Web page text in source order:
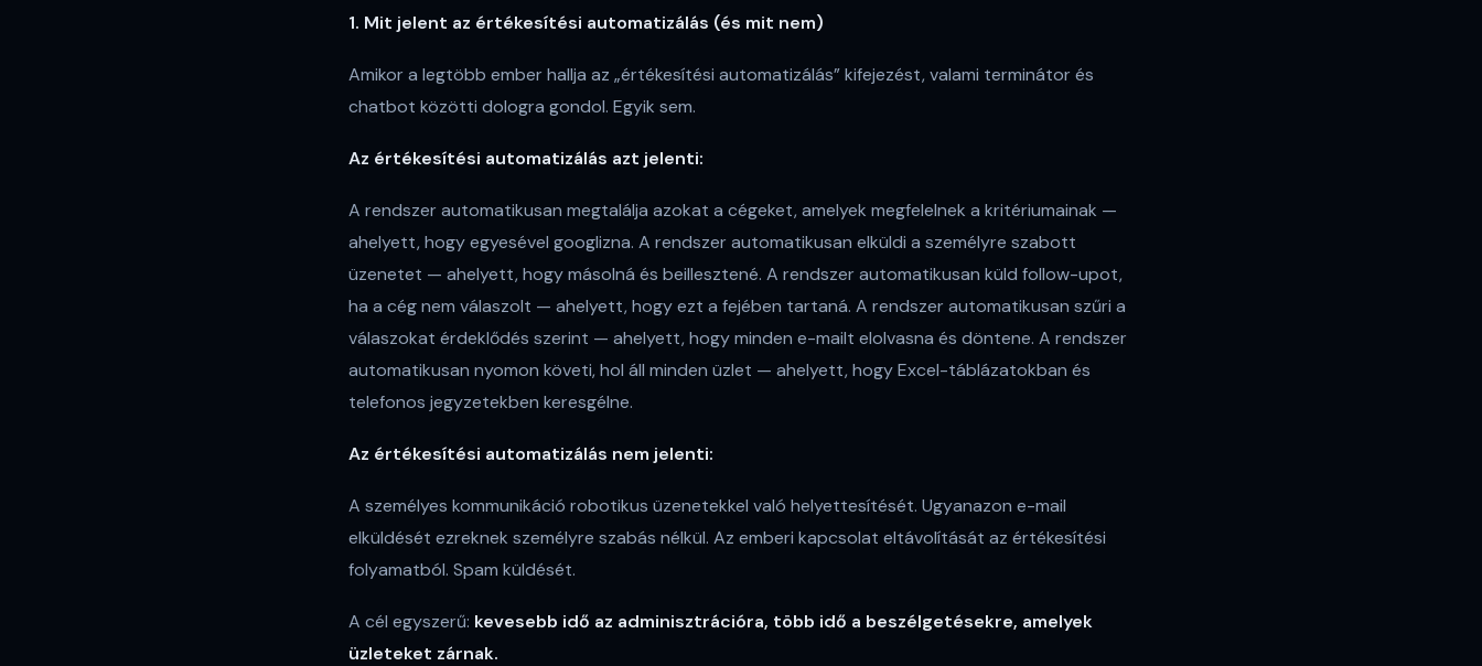
1. Mit jelent az értékesítési automatizálás (és mit nem)
Amikor a legtöbb ember hallja az „értékesítési automatizálás” kifejezést, valami terminátor és
chatbot közötti dologra gondol. Egyik sem.
Az értékesítési automatizálás azt jelenti:
A rendszer automatikusan megtalálja azokat a cégeket, amelyek megfelelnek a kritériumainak —
ahelyett, hogy egyesével googlizna. A rendszer automatikusan elküldi a személyre szabott
üzenetet — ahelyett, hogy másolná és beillesztené. A rendszer automatikusan küld follow-upot,
ha a cég nem válaszolt — ahelyett, hogy ezt a fejében tartaná. A rendszer automatikusan szűri a
válaszokat érdeklődés szerint — ahelyett, hogy minden e-mailt elolvasna és döntene. A rendszer
automatikusan nyomon követi, hol áll minden üzlet — ahelyett, hogy Excel-táblázatokban és
telefonos jegyzetekben keresgélne.
Az értékesítési automatizálás nem jelenti:
A személyes kommunikáció robotikus üzenetekkel való helyettesítését. Ugyanazon e-mail
elküldését ezreknek személyre szabás nélkül. Az emberi kapcsolat eltávolítását az értékesítési
folyamatból. Spam küldését.
A cél egyszerű: kevesebb idő az adminisztrációra, több idő a beszélgetésekre, amelyek
üzleteket zárnak.